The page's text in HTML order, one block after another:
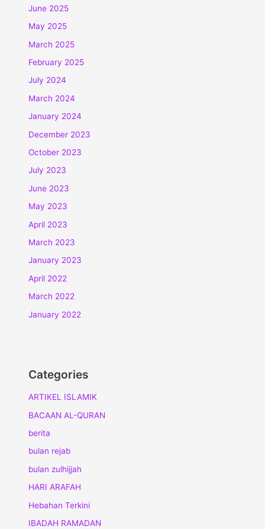
June 2025
May 2025
March 2025
February 2025
July 2024
March 2024
January 2024
December 2023
October 2023
July 2023
June 2023
May 2023
April 2023
March 2023
January 2023
April 2022
March 2022
January 2022
Categories
ARTIKEL ISLAMIK
BACAAN AL-QURAN
berita
bulan rejab
bulan zulhijjah
HARI ARAFAH
Hebahan Terkini
IBADAH RAMADAN